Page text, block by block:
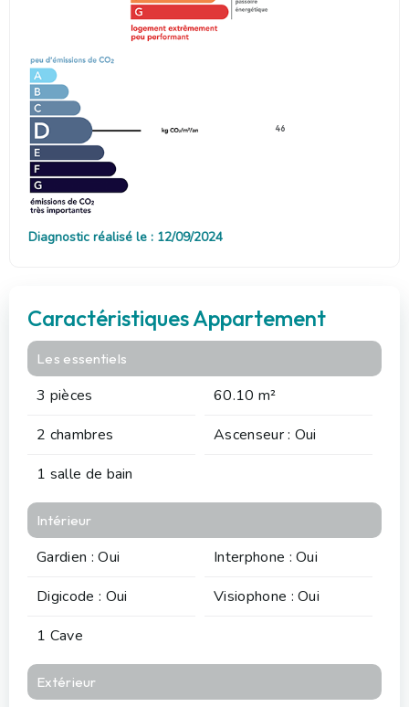
46
Diagnostic réalisé le : 12/09/2024
Caractéristiques Appartement
Les essentiels
3 pièces
60.10 m²
2 chambres
Ascenseur : Oui
1 salle de bain
Intérieur
Gardien : Oui
Interphone : Oui
Digicode : Oui
Visiophone : Oui
1 Cave
Extérieur